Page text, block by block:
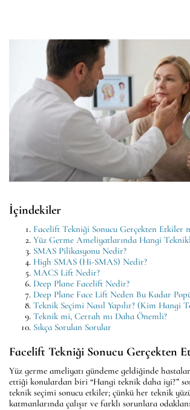
İçindekiler
Facelift Tekniği Sonucu Gerçekten Etkiler
Yüz Germe Ameliyatlarında Hangi
SMAS Pilikasyonu Nedir?
High SMAS (Hi-SMAS) Nedir?
MACS Lift Nedir?
Deep Plane Facelift Nedir?
Deep Plane Face Lift Neden Bu Kadar
Teknik Seçimi Nasıl Yapılır? (Kim Hangi
Teknik mi, Cerrah mı Daha Önemli?
Sıkça Sorulan Sorular
Facelift Tekniği Sonucu Gerçekten
Yüz germe ameliyatı gündeme geldiğinde
ettiği konulardan biri “Hangi teknik daha iyi?”
teknik seçimi sonucu etkiler; çünkü her teknik
katmanlarında çalışır ve farklı sorunlara